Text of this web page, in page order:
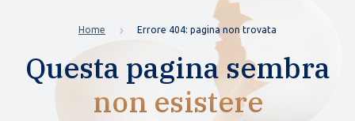
Home Errore 404: pagina non trovata
Questa pagina sembra
non esistere